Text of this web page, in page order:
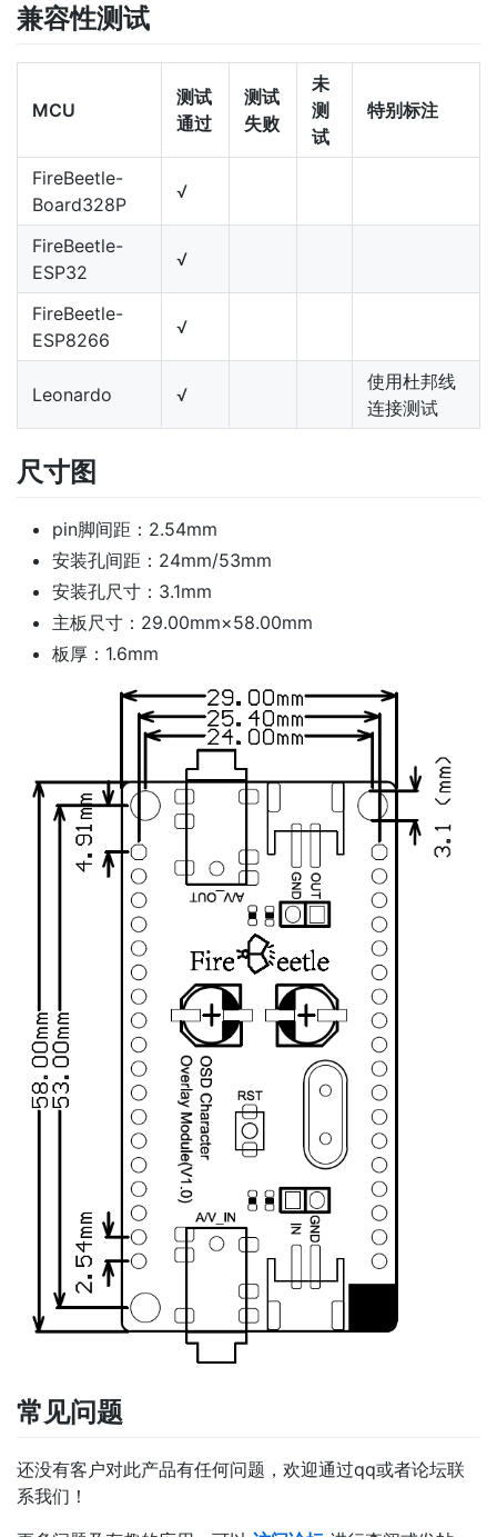
兼容性测试
MCU
测试
通过
测试
失败
未
测
试
特别标注
FireBeetle-
Board328P
√
FireBeetle-
ESP32
√
FireBeetle-
ESP8266
√
Leonardo √
使用杜邦线
连接测试
尺寸图
pin脚间距：2.54mm
安装孔间距：24mm/53mm
安装孔尺寸：3.1mm
主板尺寸：29.00mm×58.00mm
板厚：1.6mm
常见问题
还没有客户对此产品有任何问题，欢迎通过qq或者论坛联
系我们！